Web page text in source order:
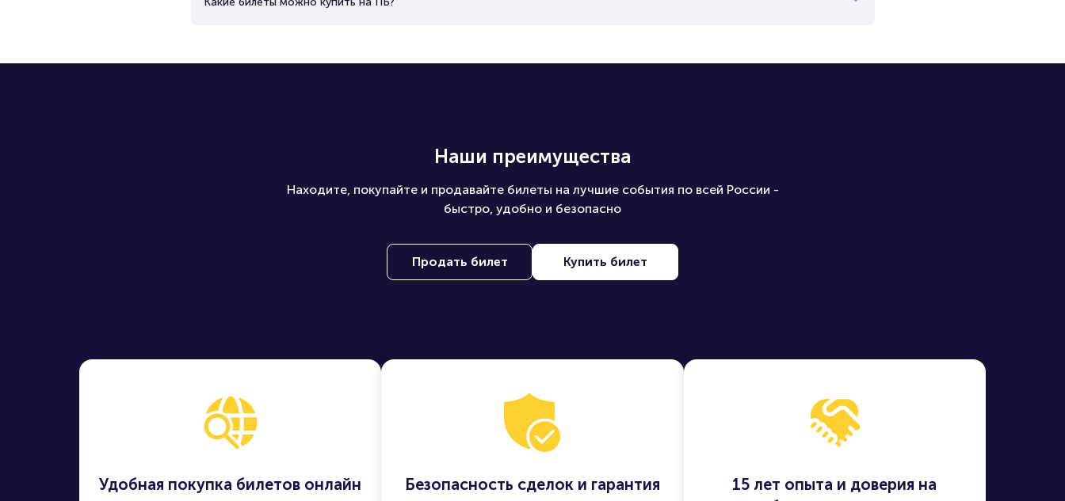
Наши преимущества
Находите, покупайте и продавайте билеты на лучшие события по всей России -
быстро, удобно и безопасно
Продать билет Купить билет
Удобная покупка билетов онлайн
Безопасность сделок и гарантия
15 лет опыта и доверия на